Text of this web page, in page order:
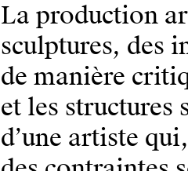
La production
sculptures, des
de manière
et les structures
d’une artiste